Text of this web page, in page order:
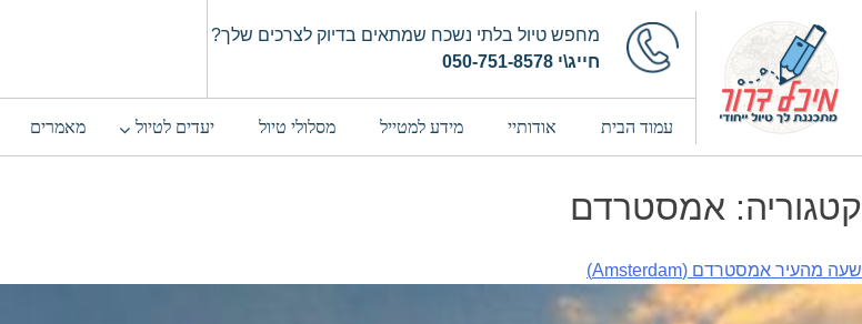
מחפש טיול בלתי נשכח שמתאים בדיוק לצרכים שלך?
חייג\י 050-751-8578
עמוד הבית אודותיי מידע למטייל מסלולי טיול יעדים לטיול מאמרים
קטגוריה: אמסטרדם
שעה מהעיר אמסטרדם (Amsterdam)